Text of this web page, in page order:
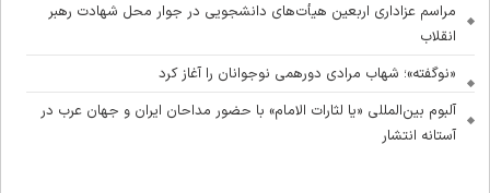
مراسم عزاداری اربعین هیأت‌های دانشجویی در جوار محل شهادت رهبر
انقلاب
«نوگفته»؛ شهاب مرادی دورهمی نوجوانان را آغاز کرد
آلبوم بین‌المللی «یا لثارات الامام» با حضور مداحان ایران و جهان عرب در
آستانه انتشار